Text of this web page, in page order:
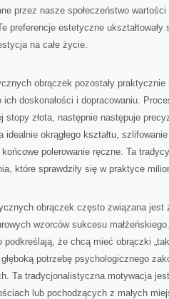
przez nasze społeczeństwo
preferencje estetyczne
na całe życie.
obrączek pozostały
ich doskonałości i dopracowaniu.
stopy złota, następnie następuje
idealnie okrągłego kształtu,
końcowe polerowanie ręczne. Ta
które sprawdziły się w praktyce
obrączek często związana jest
wzorców sukcesu
że chcą mieć obrączki
potrzebę psychologicznego
Ta tradycjonalistyczna motywacja
lub pochodzących z małych